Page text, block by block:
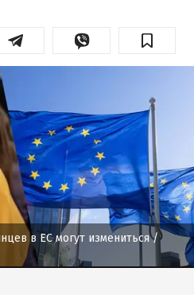
в ЕС могут измениться/